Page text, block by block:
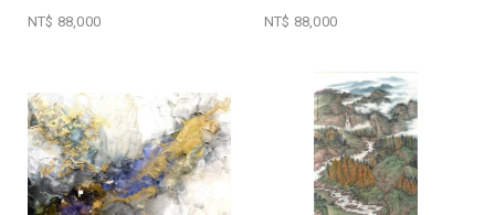
NT$ 88,000 NT$ 88,000